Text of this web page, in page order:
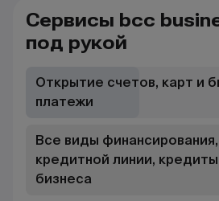
Сервисы bcc
под рукой
Открытие счетов, карт и
платежи
Все виды
кредитной линии,
бизнеса